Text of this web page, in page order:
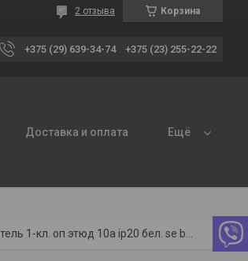
Корзина
2 отзыва
+375 (29) 639-34-74 +375 (23) 255-22-22
Доставка и оплата Ещё